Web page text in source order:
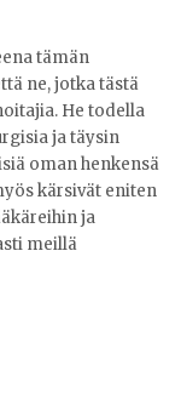
tämän
ne, jotka tästä
He todella
ja täysin
oman henkensä
kärsivät eniten
ja
meillä